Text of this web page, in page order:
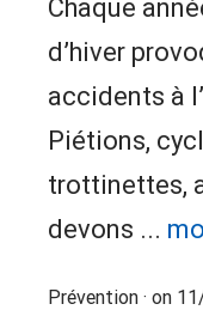
Chaque
d’hiver
accidents à
Piétions,
trottinettes,
devons ...
Prévention · on